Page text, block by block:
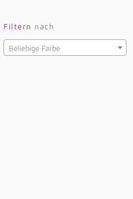
Filtern nach
Beliebige Farbe